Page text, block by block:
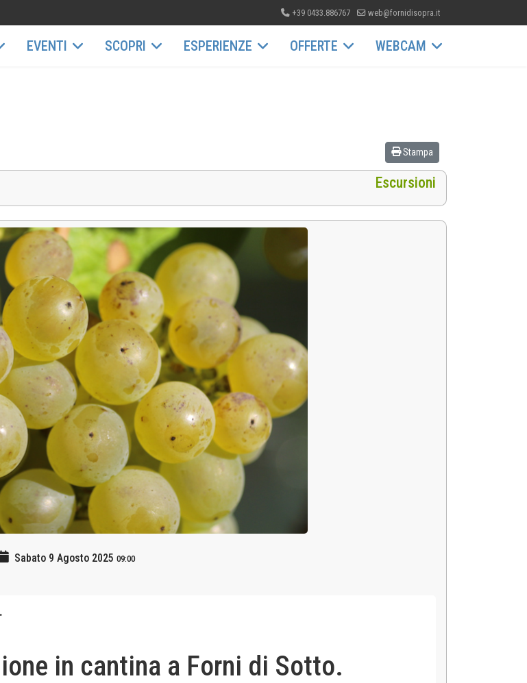
+39 0433.886767 web@fornidisopra.it
EVENTI SCOPRI ESPERIENZE OFFERTE WEBCAM
Stampa
Escursioni
Sabato 9 Agosto 2025 09:00
in cantina a Forni di Sotto.